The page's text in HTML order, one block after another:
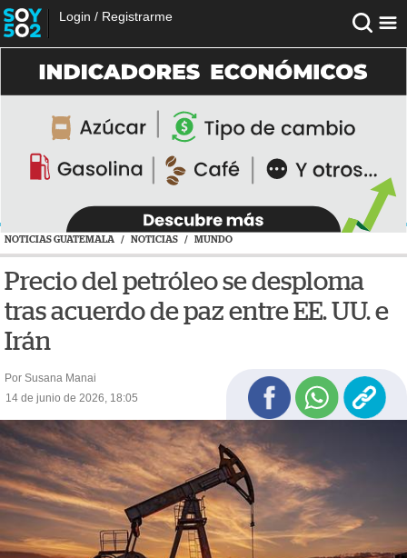
Login / Registrarme
NOTICIAS GUATEMALA / NOTICIAS / MUNDO
Precio del petróleo se desploma
tras acuerdo de paz entre EE. UU. e
Irán
Por Susana Manai
14 de junio de 2026, 18:05